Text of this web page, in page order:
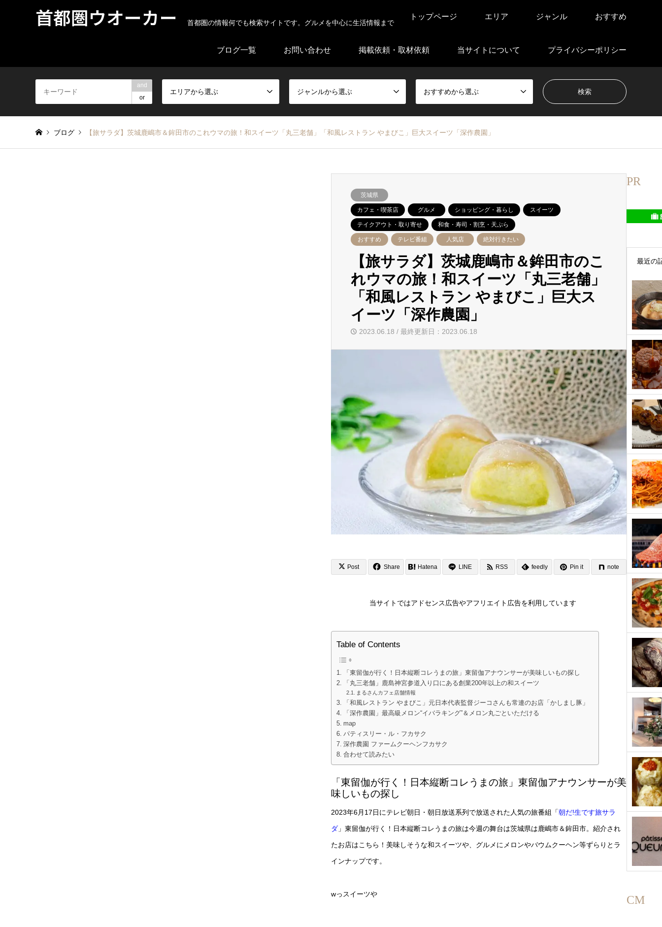
首都圏ウオーカー 首都圏の情報何でも検索サイトです。グルメを中心に生活情報まで
トップページ エリア ジャンル おすすめ
ブログ一覧 お問い合わせ 掲載依頼・取材依頼 当サイトについて プライバシーポリシー
and
or
エリアから選ぶ ジャンルから選ぶ おすすめから選ぶ
ブログ 【旅サラダ】茨城鹿嶋市＆鉾田市のこれウマの旅！和スイーツ「丸三老舗」「和風レストラン やまびこ」巨大スイーツ「深作農園」
茨城県
カフェ・喫茶店 グルメ ショッピング・暮らし スイーツ
テイクアウト・取り寄せ 和食・寿司・割烹・天ぷら
おすすめ テレビ番組 人気店 絶対行きたい
【旅サラダ】茨城鹿嶋市＆鉾田市のこ
れウマの旅！和スイーツ「丸三老舗」
「和風レストラン やまびこ」巨大ス
イーツ「深作農園」
2023.06.18 / 最終更新日：2023.06.18
Post Share Hatena LINE RSS feedly Pin it note
当サイトではアドセンス広告やアフリエイト広告を利用しています
Table of Contents
「東留伽が行く！日本縦断コレうまの旅」東留伽アナウンサーが美味しいもの探し
「丸三老舗」鹿島神宮参道入り口にある創業200年以上の和スイーツ
まるさんカフェ店舗情報
「和風レストラン やまびこ」元日本代表監督ジーコさんも常連のお店「かしまし豚」
「深作農園」最高級メロン“イバラキング”＆メロン丸ごといただける
map
パティスリー・ル・フカサク
深作農園 ファームクーヘンフカサク
合わせて読みたい
「東留伽が行く！日本縦断コレうまの旅」東留伽アナウンサーが美
味しいもの探し
2023年6月17日にテレビ朝日・朝日放送系列で放送された人気の旅番組「朝だ!生です旅サラ
ダ 」東留伽が行く！日本縦断コレうまの旅は今週の舞台は茨城県は鹿嶋市＆鉾田市。紹介され
たお店はこちら！美味しそうな和スイーツや、グルメにメロンやバウムクーヘン等ずらりとラ
インナップです。
wっスイーツや
PR
最近の
CM